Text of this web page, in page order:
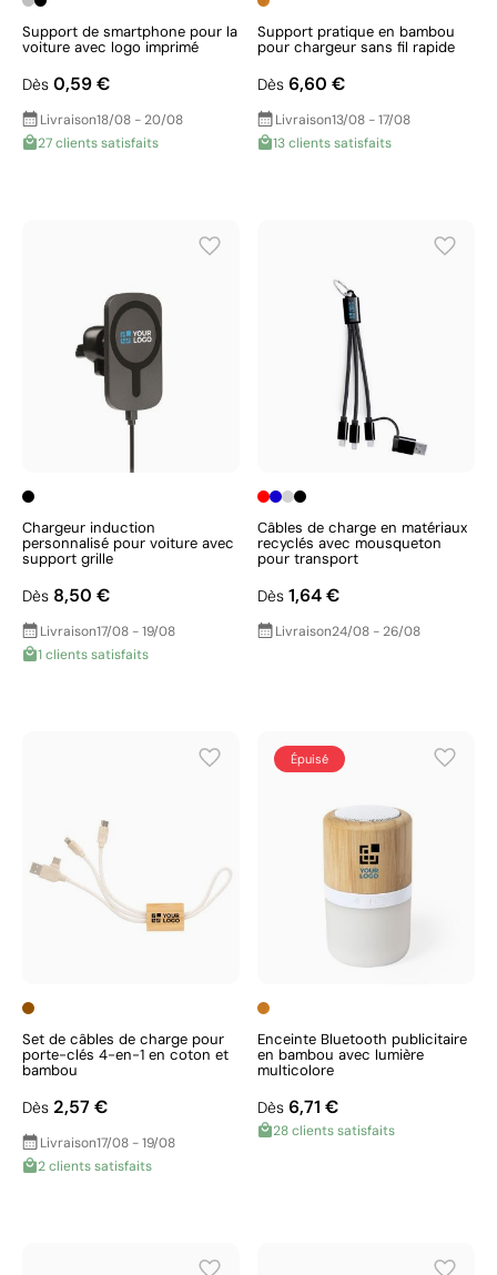
Support de smartphone pour la
voiture avec logo imprimé
Dès 0,59 €
Livraison18/08 - 20/08
27 clients satisfaits
Support pratique en bambou
pour chargeur sans fil rapide
Dès 6,60 €
Livraison13/08 - 17/08
13 clients satisfaits
Chargeur induction
personnalisé pour voiture avec
support grille
Dès 8,50 €
Livraison17/08 - 19/08
1 clients satisfaits
Câbles de charge en matériaux
recyclés avec mousqueton
pour transport
Dès 1,64 €
Livraison24/08 - 26/08
Set de câbles de charge pour
porte-clés 4-en-1 en coton et
bambou
Dès 2,57 €
Livraison17/08 - 19/08
2 clients satisfaits
Épuisé
Enceinte Bluetooth publicitaire
en bambou avec lumière
multicolore
Dès 6,71 €
28 clients satisfaits